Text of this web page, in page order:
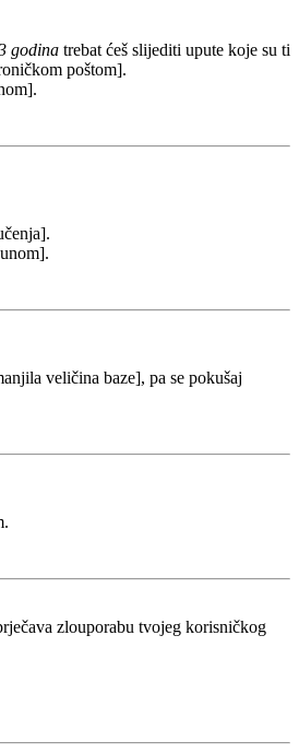
godina trebat ćeš slijediti upute koje su ti
poštom].
veličina baze], pa se pokušaj
zlouporabu tvojeg korisničkog